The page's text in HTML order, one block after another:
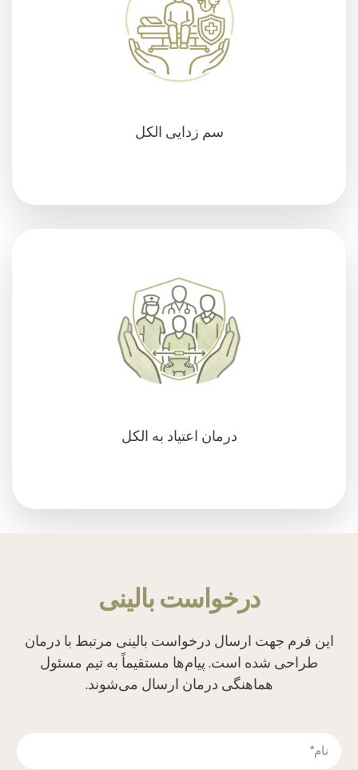
سم زدایی الکل
درمان اعتیاد به الکل
درخواست بالینی
این فرم جهت ارسال درخواست بالینی مرتبط با درمان
طراحی شده است. پیام‌ها مستقیماً به تیم مسئول
هماهنگی درمان ارسال می‌شوند.